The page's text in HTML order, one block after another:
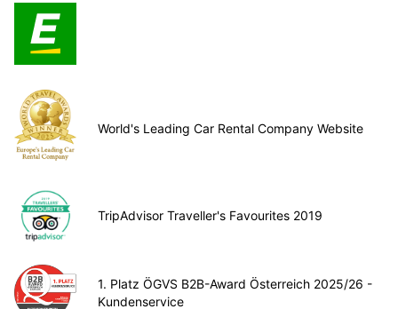
World's Leading Car Rental Company Website
TripAdvisor Traveller's Favourites 2019
1. Platz ÖGVS B2B-Award Österreich 2025/26 -
Kundenservice